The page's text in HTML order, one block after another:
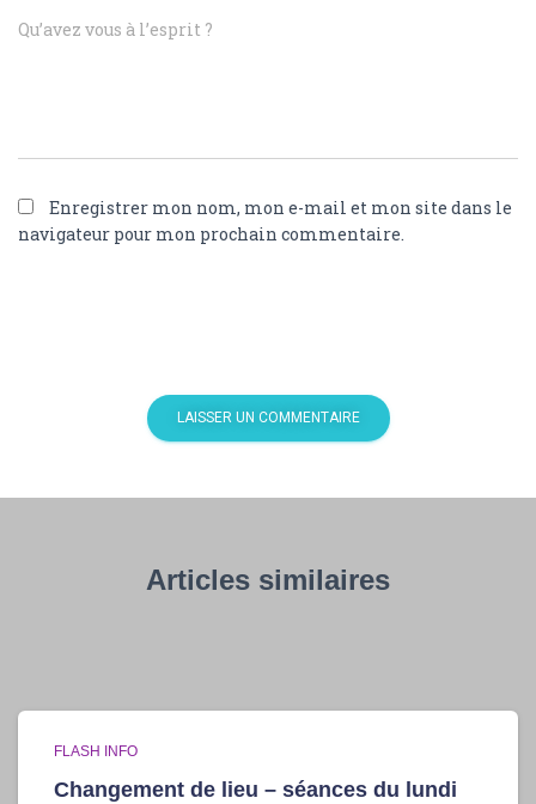
Qu’avez vous à l’esprit ?
Enregistrer mon nom, mon e-mail et mon site dans le
navigateur pour mon prochain commentaire.
Articles similaires
FLASH INFO
Changement de lieu – séances du lundi